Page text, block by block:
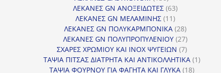
προϊόντα
ΛΕΚΑΝΕΣ GN ΑΝΟΞΕΙΔΩΤΕΣ 6363
ΛΕΚΑΝΕΣ GN ΜΕΛΑΜΙΝΗΣ 1111
προϊόντα
ΛΕΚΑΝΕΣ GN ΠΟΛΥΚΑΡΜΠΟΝΙΚΑ 2828
προϊόντα
ΛΕΚΑΝΕΣ GN ΠΟΛΥΠΡΟΠΥΛΕΝΙΟΥ 2727
προϊόντα
ΣΧΑΡΕΣ ΧΡΩΜΙΟΥ ΚΑΙ INOX ΨΥΓΕΙΩΝ 77
προϊόντα
ΤΑΨΙΑ ΠΙΤΣΑΣ ΔΙΑΤΡΗΤΑ ΚΑΙ ΑΝΤΙΚΟΛΛΗΤΙΚΑ 11
ΤΑΨΙΑ ΦΟΥΡΝΟΥ ΓΙΑ ΦΑΓΗΤΑ ΚΑΙ ΓΛΥΚΑ 1818